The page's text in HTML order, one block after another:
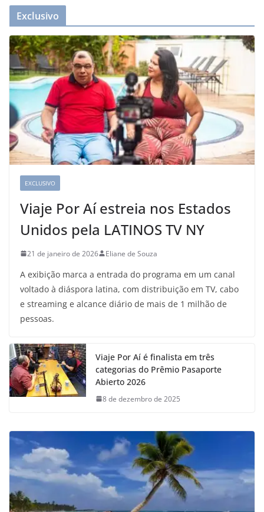
Exclusivo
EXCLUSIVO
Viaje Por Aí estreia nos Estados
Unidos pela LATINOS TV NY
21 de janeiro de 2026 Eliane de Souza
A exibição marca a entrada do programa em um canal
voltado à diáspora latina, com distribuição em TV, cabo
e streaming e alcance diário de mais de 1 milhão de
pessoas.
Viaje Por Aí é finalista em três
categorias do Prêmio Pasaporte
Abierto 2026
8 de dezembro de 2025